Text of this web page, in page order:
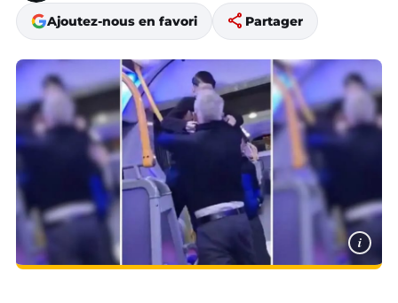
Ajoutez-nous en favori share Partager
i